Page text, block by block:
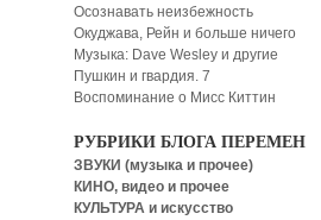
Осознавать неизбежность
Окуджава, Рейн и больше ничего
Музыка: Dave Wesley и другие
Пушкин и гвардия. 7
Воспоминание о Мисс Киттин
РУБРИКИ БЛОГА ПЕРЕМЕН
ЗВУКИ (музыка и прочее)
КИНО, видео и прочее
КУЛЬТУРА и искусство